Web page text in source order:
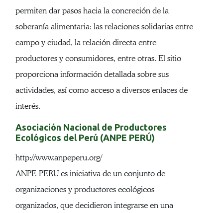
permiten dar pasos hacia la concreción de la
soberanía alimentaria: las relaciones solidarias entre
campo y ciudad, la relación directa entre
productores y consumidores, entre otras. El sitio
proporciona información detallada sobre sus
actividades, así como acceso a diversos enlaces de
interés.
Asociación Nacional de Productores
Ecológicos del Perú (ANPE PERÚ)
http://www.anpeperu.org/
ANPE-PERU es iniciativa de un conjunto de
organizaciones y productores ecológicos
organizados, que decidieron integrarse en una